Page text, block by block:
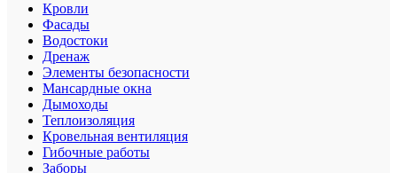
Кровли
Фасады
Водостоки
Дренаж
Элементы безопасности
Мансардные окна
Дымоходы
Теплоизоляция
Кровельная вентиляция
Гибочные работы
Заборы